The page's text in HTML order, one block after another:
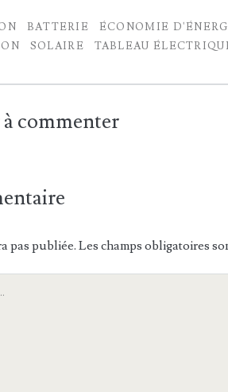
BATTERIE
ÉCONOMIE
SOLAIRE TABLEAU
commenter
pas publiée. Les champs obligatoires